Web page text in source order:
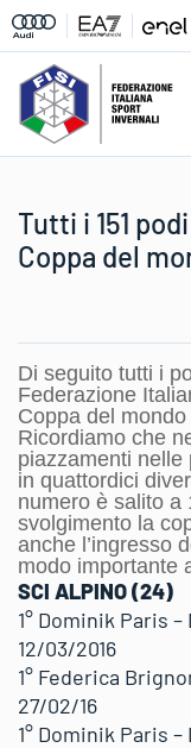
Tutti i 151
Coppa del
Di seguito tutti i
Federazione
Coppa del
Ricordiamo che
piazzamenti
in quattordici
numero è salito a
svolgimento la
anche l’ingresso
modo importante
SCI ALPINO (24)
1° Dominik Paris
12/03/2016
1° Federica
27/02/16
1° Dominik Paris